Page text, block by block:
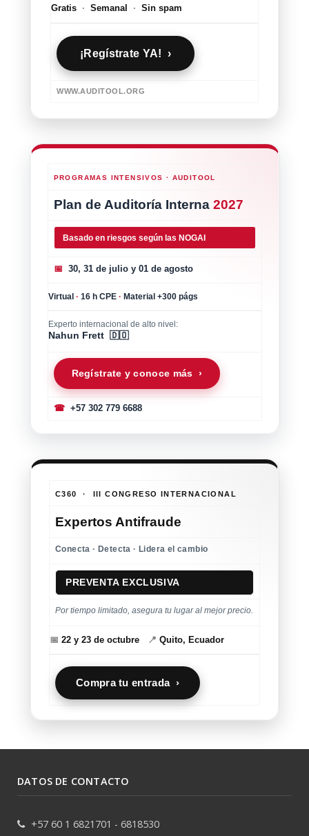
Gratis · Semanal · Sin spam
¡Regístrate YA! ›
WWW.AUDITOOL.ORG
PROGRAMAS INTENSIVOS · AUDITOOL
Plan de Auditoría Interna 2027
Basado en riesgos según las NOGAI
📅 30, 31 de julio y 01 de agosto
Virtual · 16 h CPE · Material +300 págs
Experto internacional de alto nivel:
Nahun Frett 🇩🇴
Regístrate y conoce más ›
☎+57 302 779 6688
C360 · III CONGRESO INTERNACIONAL
Expertos Antifraude
Conecta · Detecta · Lidera el cambio
PREVENTA EXCLUSIVA
Por tiempo limitado, asegura tu lugar al mejor precio.
📅 22 y 23 de octubre 📍 Quito, Ecuador
Compra tu entrada ›
DATOS DE CONTACTO
+57 60 1 6821701 - 6818530